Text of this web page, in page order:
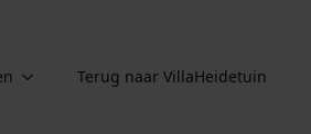
Terug naar VillaHeidetuin